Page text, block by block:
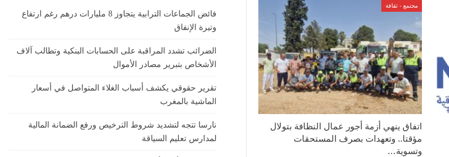
مجتمع - ثقافة
اتفاق ينهي أزمة أجور عمال النظافة بتولال
مؤقتا.. وتعهدات بصرف المستحقات
وتسوية…
فائض الجماعات الترابية يتجاوز 8 مليارات درهم رغم ارتفاع
وتيرة الإنفاق
الضرائب تشدد المراقبة على الحسابات البنكية وتطالب آلاف
الأشخاص بتبرير مصادر الأموال
تقرير حقوقي يكشف أسباب الغلاء المتواصل في أسعار
الماشية بالمغرب
نارسا تتجه لتشديد شروط الترخيص ورفع الضمانة المالية
لمدارس تعليم السياقة